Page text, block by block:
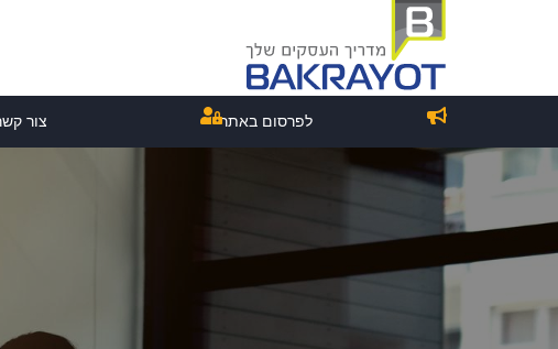
לפרסום באתר צור